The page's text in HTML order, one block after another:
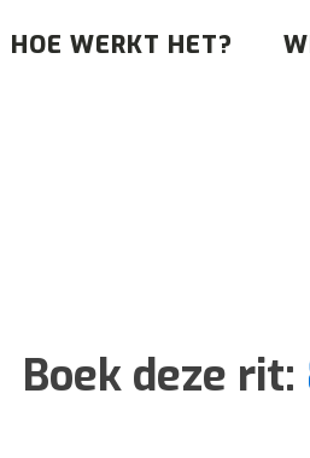
HOE WERKT HET?
Boek deze rit: